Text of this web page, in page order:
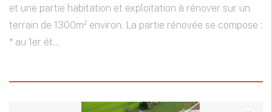
et une partie habitation et exploitation à rénover sur un
terrain de 1300m² environ. La partie rénovée se compose :
* au 1er ét...